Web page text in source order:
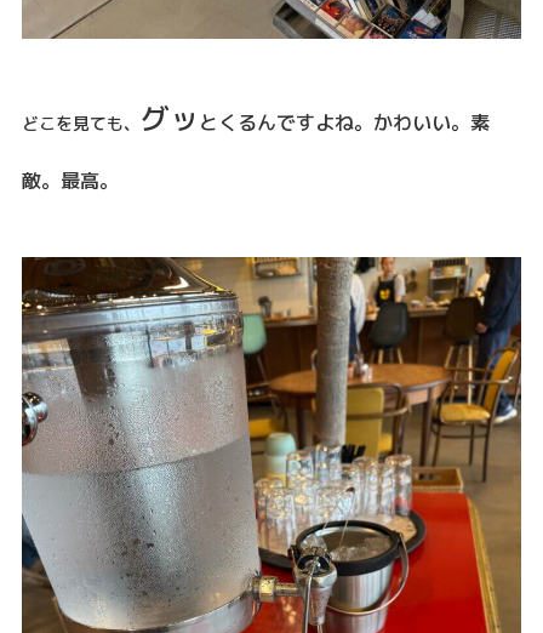
どこを見ても、 グッ とくるんですよね。かわいい。素
敵。最高。